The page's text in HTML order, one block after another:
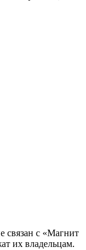
связан с «Магнит
их владельцам.